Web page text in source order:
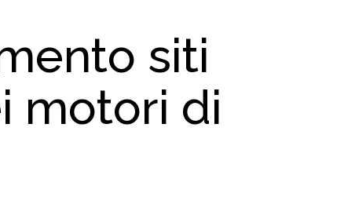
siti
motori di